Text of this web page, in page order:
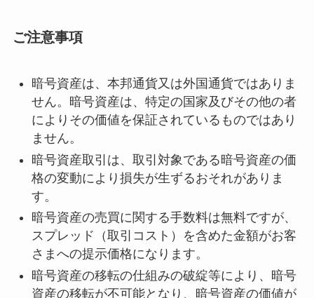
ご注意事項
暗号資産は、本邦通貨又は外国通貨ではありま
せん。暗号資産は、特定の国家及びその他の者
によりその価値を保証されているものではあり
ません。
暗号資産取引は、取引対象である暗号資産の価
格の変動により損失が生ずるおそれがありま
す。
暗号資産の売買に関する手数料は無料ですが、
スプレッド（取引コスト）を含めた金額がお客
さまへの提示価格になります。
暗号資産の移転の仕組みの破綻等により、暗号
資産の移転が不可能となり、暗号資産の価値が